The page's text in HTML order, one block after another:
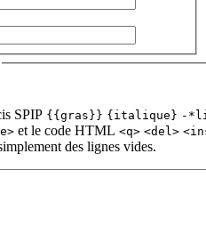
SPIP {{gras}} {italique} -
et le code HTML <q> <del>
des lignes vides.